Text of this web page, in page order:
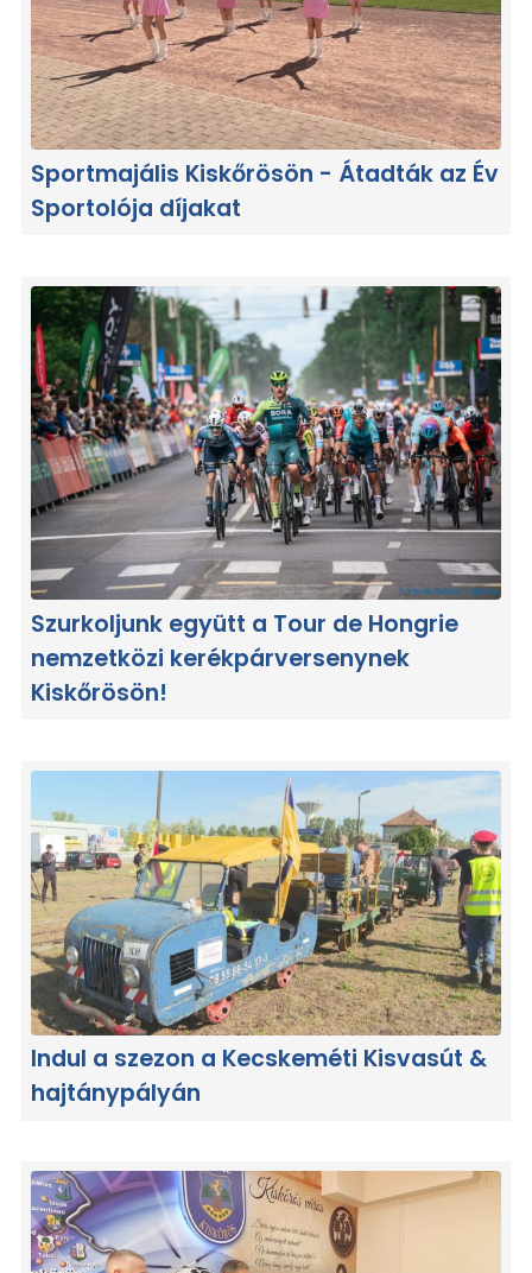
Sportmajális Kiskőrösön - Átadták az Év
Sportolója díjakat
Szurkoljunk együtt a Tour de Hongrie
nemzetközi kerékpárversenynek
Kiskőrösön!
Indul a szezon a Kecskeméti Kisvasút &
hajtánypályán